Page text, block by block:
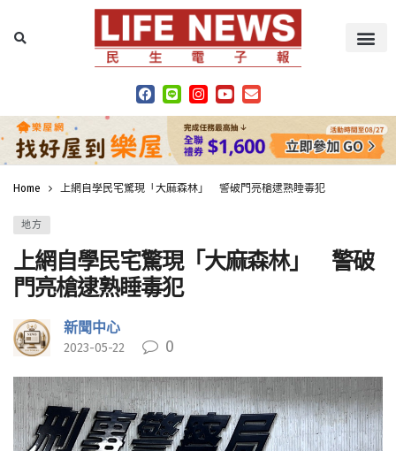
Home 上網自學民宅驚現「大麻森林」 警破門亮槍逮熟睡毒犯
地方
上網自學民宅驚現「大麻森林」 警破
門亮槍逮熟睡毒犯
新聞中心
2023-05-22 0